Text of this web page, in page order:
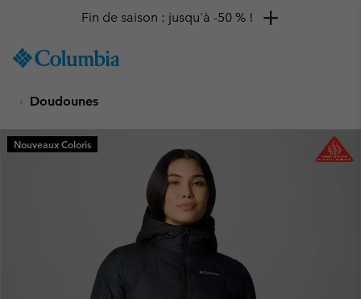
TO
SKIP
MAIN
NAV
Fin de saison : jusqu'à -50 % !
Doudounes
Nouveaux Coloris